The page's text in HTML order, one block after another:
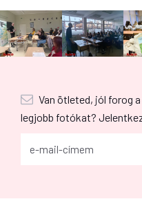
Van ötleted, jól forog
legjobb fotókat?